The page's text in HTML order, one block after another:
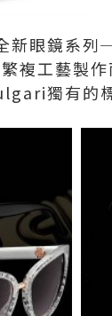
新眼鏡
工藝製作
獨有的